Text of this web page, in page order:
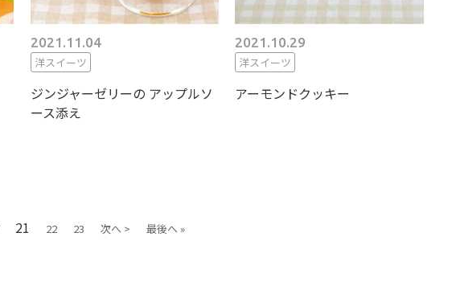
2021.11.04
洋スイーツ
ジンジャーゼリーの アップルソ
ース添え
2021.10.29
洋スイーツ
アーモンドクッキー
21 22 23 次へ > 最後へ »